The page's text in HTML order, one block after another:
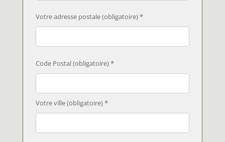
Votre adresse postale (obligatoire) *
Code Postal (obligatoire) *
Votre ville (obligatoire) *